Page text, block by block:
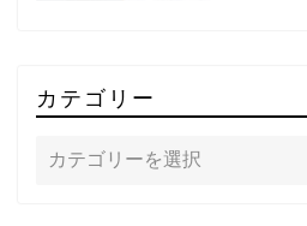
カテゴリー